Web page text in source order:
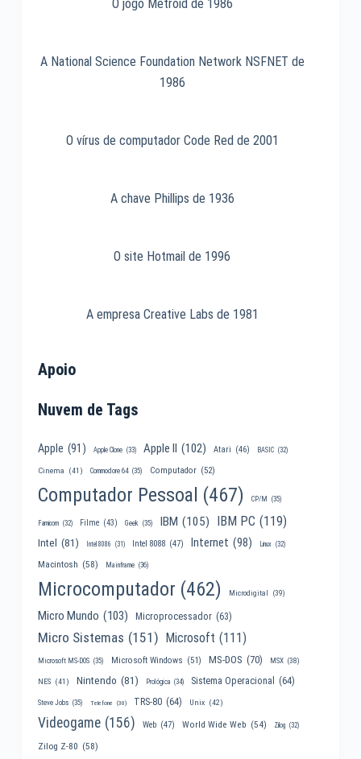
O jogo Metroid de 1986
A National Science Foundation Network NSFNET de
1986
O vírus de computador Code Red de 2001
A chave Phillips de 1936
O site Hotmail de 1996
A empresa Creative Labs de 1981
Apoio
Nuvem de Tags
Apple (91) Apple Clone (33) Apple II (102) Atari (46) BASIC (32)
Cinema (41) Commodore 64 (35) Computador (52)
Computador Pessoal (467) CP/M (35)
Famicom (32) Filme (43) Geek (35) IBM (105) IBM PC (119)
Intel (81) Intel 8086 (31) Intel 8088 (47) Internet (98) Linux (32)
Macintosh (58) Mainframe (36)
Microcomputador (462) Microdigital (39)
Micro Mundo (103) Microprocessador (63)
Micro Sistemas (151) Microsoft (111)
Microsoft MS-DOS (35) Microsoft Windows (51) MS-DOS (70) MSX (38)
NES (41) Nintendo (81) Prológica (34) Sistema Operacional (64)
Steve Jobs (35) Telefone (30) TRS-80 (64) Unix (42)
Videogame (156) Web (47) World Wide Web (54) Zilog (32)
Zilog Z-80 (58)